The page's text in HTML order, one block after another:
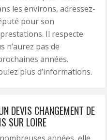
les environs, adressez-
pour son
Il respecte
n’aurez pas de
années.
plus d’informations.
DEVIS CHANGEMENT DE
SUR LOIRE